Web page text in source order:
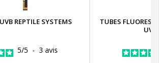
REPTILE SYSTEMS
5/5 - 3 avis
TUBES